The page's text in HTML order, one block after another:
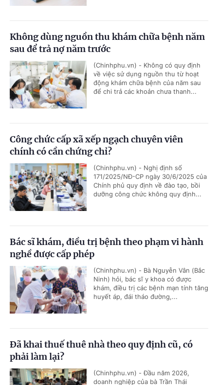
Không dùng nguồn thu khám chữa bệnh năm
sau để trả nợ năm trước
(Chinhphu.vn) - Không có quy định
về việc sử dụng nguồn thu từ hoạt
động khám chữa bệnh của năm sau
để chi trả các khoản chưa thanh...
Công chức cấp xã xếp ngạch chuyên viên
chính có cần chứng chỉ?
(Chinhphu.vn) - Nghị định số
171/2025/NĐ-CP ngày 30/6/2025 của
Chính phủ quy định về đào tạo, bồi
dưỡng công chức không quy định...
Bác sĩ khám, điều trị bệnh theo phạm vi hành
nghề được cấp phép
(Chinhphu.vn) - Bà Nguyễn Vân (Bắc
Ninh) hỏi, bác sĩ y khoa có được
khám, điều trị các bệnh mạn tính tăng
huyết áp, đái tháo đường,...
Đã khai thuế thuê nhà theo quy định cũ, có
phải làm lại?
(Chinhphu.vn) - Đầu năm 2026,
doanh nghiệp của bà Trần Thái